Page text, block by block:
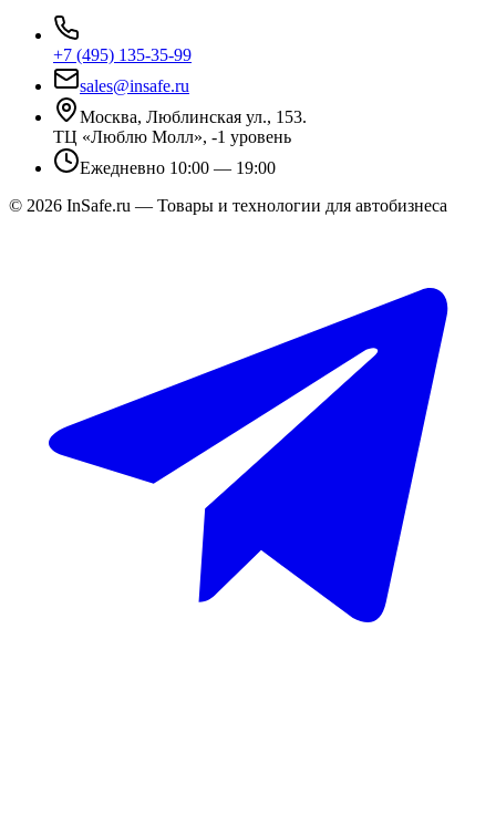
+7 (495) 135-35-99
sales@insafe.ru
Москва, Люблинская ул., 153.
ТЦ «Люблю Молл», -1 уровень
Ежедневно 10:00 — 19:00
© 2026 InSafe.ru — Товары и технологии для автобизнеса